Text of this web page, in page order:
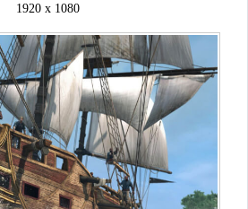
1920 x 1080